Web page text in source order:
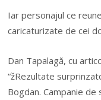
Iar personajul ce
caricaturizate de cei
Dan Tapalagă, cu
“žRezultate
Bogdan. Campanie de